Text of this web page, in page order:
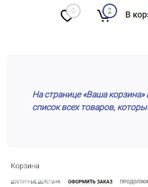
На странице «Ваша
список всех товаров,